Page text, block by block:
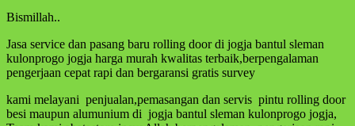
Bismillah..
Jasa service dan pasang baru rolling door di jogja bantul sleman
kulonprogo jogja harga murah kwalitas terbaik,berpengalaman
pengerjaan cepat rapi dan bergaransi gratis survey
kami melayani penjualan,pemasangan dan servis pintu rolling door
besi maupun alumunium di jogja bantul sleman kulonprogo jogja,